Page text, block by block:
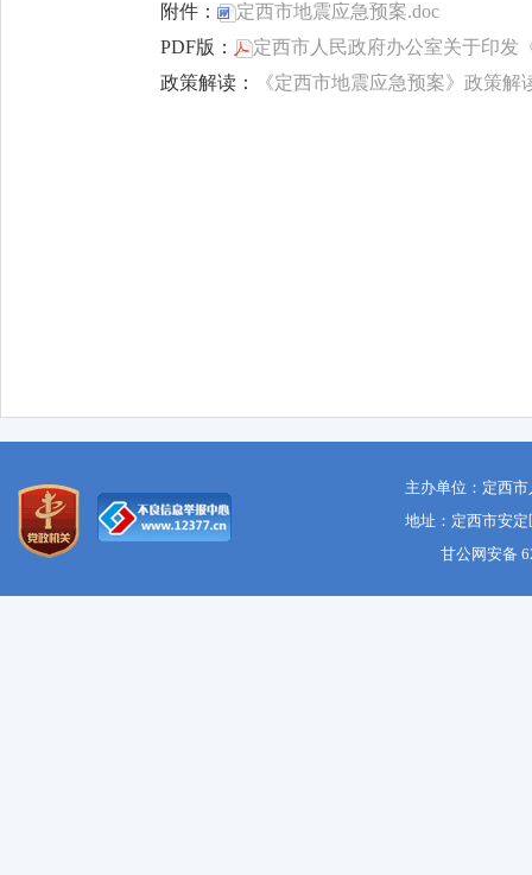
附件：
定西市地震应急预案.doc
PDF版：
定西市人民政府办公室关于印发
政策解读：
《定西市地震应急预案》政策解
主办单位：定西
地址：定西市安
甘公网安备